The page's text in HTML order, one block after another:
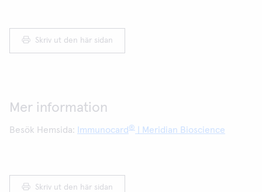
Skriv ut den här sidan
Mer information
Besök Hemsida: Immunocard ® | Meridian Bioscience
Skriv ut den här sidan